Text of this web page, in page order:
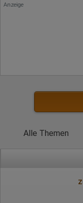
Eindeutige
Antworten auf
Ort der Verarbeitung:
Art. 6 Abs. 1 S. 1 lit. a
Anzeige
Alle Themen